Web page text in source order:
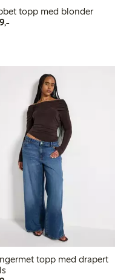
topp med blonder
249,00 kr
topp med drapert